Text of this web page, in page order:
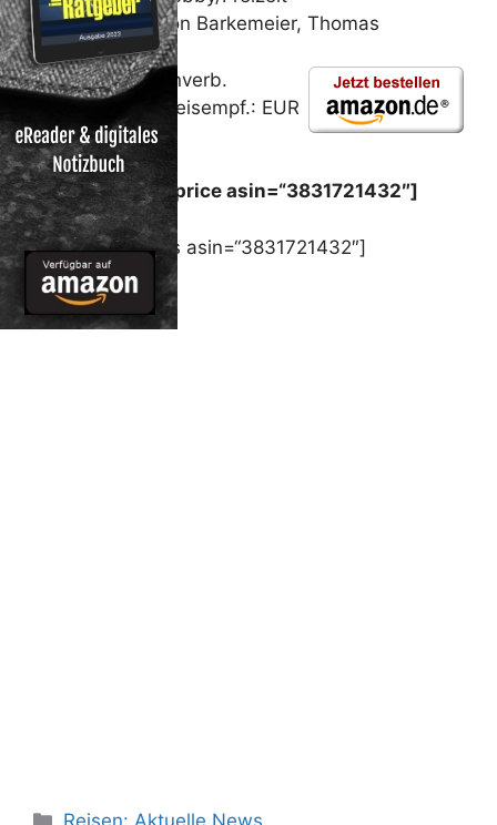
Von Barkemeier, Thomas
Unverb.
Preisempf.: EUR
9,80
Preis: [wpramaprice asin=“3831721432″]
[wpramareviews asin=“3831721432″]
Kategorien
Reisen: Aktuelle News